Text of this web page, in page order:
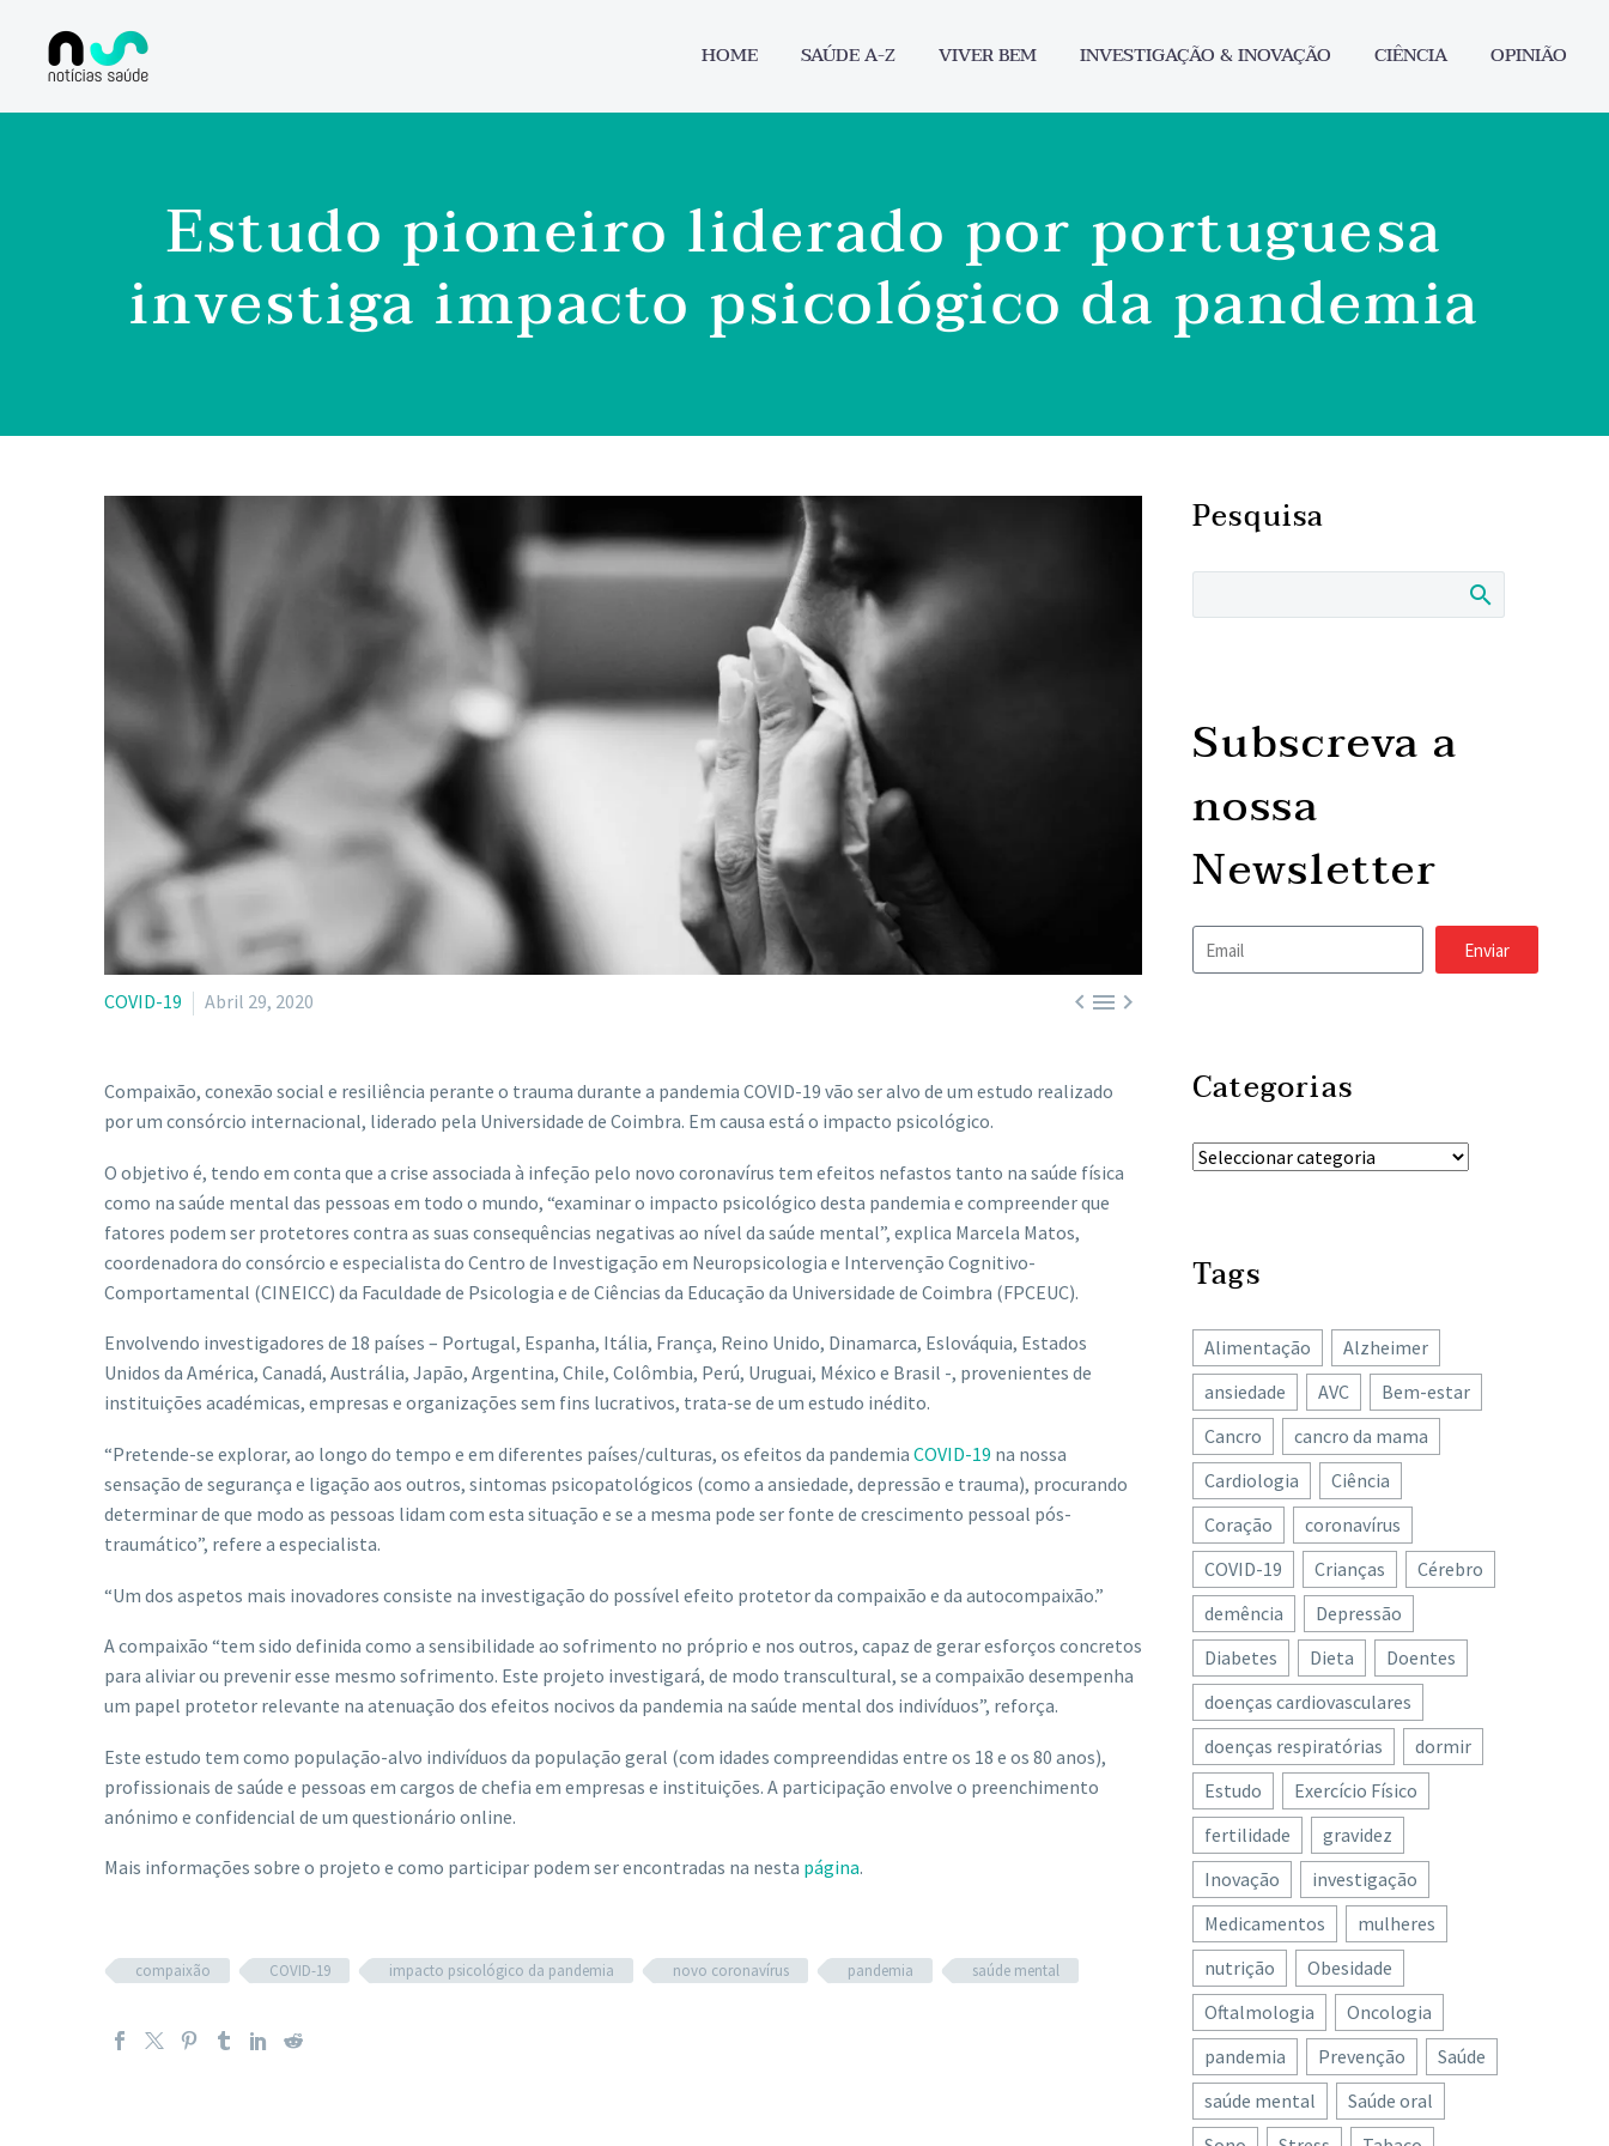
HOME SAÚDE A-Z VIVER BEM INVESTIGAÇÃO & INOVAÇÃO CIÊNCIA OPINIÃO
Estudo pioneiro liderado por portuguesa
investiga impacto psicológico da pandemia

COVID-19 Abril 29, 2020
Compaixão, conexão social e resiliência perante o trauma durante a pandemia COVID-19 vão ser alvo de um estudo realizado
por um consórcio internacional, liderado pela Universidade de Coimbra. Em causa está o impacto psicológico.
O objetivo é, tendo em conta que a crise associada à infeção pelo novo coronavírus tem efeitos nefastos tanto na saúde física
como na saúde mental das pessoas em todo o mundo, “examinar o impacto psicológico desta pandemia e compreender que
fatores podem ser protetores contra as suas consequências negativas ao nível da saúde mental”, explica Marcela Matos,
coordenadora do consórcio e especialista do Centro de Investigação em Neuropsicologia e Intervenção Cognitivo-
Comportamental (CINEICC) da Faculdade de Psicologia e de Ciências da Educação da Universidade de Coimbra (FPCEUC).
Envolvendo investigadores de 18 países – Portugal, Espanha, Itália, França, Reino Unido, Dinamarca, Eslováquia, Estados
Unidos da América, Canadá, Austrália, Japão, Argentina, Chile, Colômbia, Perú, Uruguai, México e Brasil -, provenientes de
instituições académicas, empresas e organizações sem fins lucrativos, trata-se de um estudo inédito.
“Pretende-se explorar, ao longo do tempo e em diferentes países/culturas, os efeitos da pandemia COVID-19 na nossa
sensação de segurança e ligação aos outros, sintomas psicopatológicos (como a ansiedade, depressão e trauma), procurando
determinar de que modo as pessoas lidam com esta situação e se a mesma pode ser fonte de crescimento pessoal pós-
traumático”, refere a especialista.
“Um dos aspetos mais inovadores consiste na investigação do possível efeito protetor da compaixão e da autocompaixão.”
A compaixão “tem sido definida como a sensibilidade ao sofrimento no próprio e nos outros, capaz de gerar esforços concretos
para aliviar ou prevenir esse mesmo sofrimento. Este projeto investigará, de modo transcultural, se a compaixão desempenha
um papel protetor relevante na atenuação dos efeitos nocivos da pandemia na saúde mental dos indivíduos”, reforça.
Este estudo tem como população-alvo indivíduos da população geral (com idades compreendidas entre os 18 e os 80 anos),
profissionais de saúde e pessoas em cargos de chefia em empresas e instituições. A participação envolve o preenchimento
anónimo e confidencial de um questionário online.
Mais informações sobre o projeto e como participar podem ser encontradas na nesta página.
compaixão COVID-19 impacto psicológico da pandemia novo coronavírus pandemia saúde mental
Pesquisa
Subscreva a
nossa
Newsletter
Enviar
Categorias
Tags
Alimentação
Alzheimer
ansiedade
AVC
Bem-estar
Cancro
cancro da mama
Cardiologia
Ciência
Coração
coronavírus
COVID-19
Crianças
Cérebro
demência
Depressão
Diabetes
Dieta
Doentes
doenças cardiovasculares
doenças respiratórias
dormir
Estudo
Exercício Físico
fertilidade
gravidez
Inovação
investigação
Medicamentos
mulheres
nutrição
Obesidade
Oftalmologia
Oncologia
pandemia
Prevenção
Saúde
saúde mental
Saúde oral